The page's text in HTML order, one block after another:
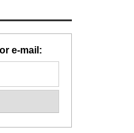
e-mail: